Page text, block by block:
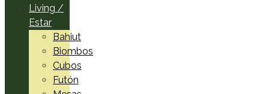
Living /
Estar
Bahiut
Biombos
Cubos
Futón